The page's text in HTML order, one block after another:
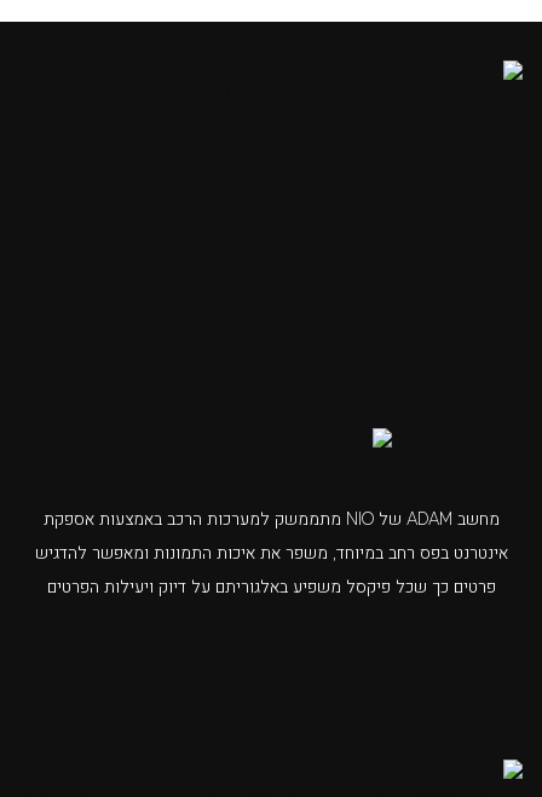
מחשב ADAM של NIO מתממשק למערכות הרכב באמצעות אספקת
אינטרנט בפס רחב במיוחד, משפר את איכות התמונות ומאפשר להדגיש
פרטים כך שכל פיקסל משפיע באלגוריתם על דיוק ויעילות הפרטים